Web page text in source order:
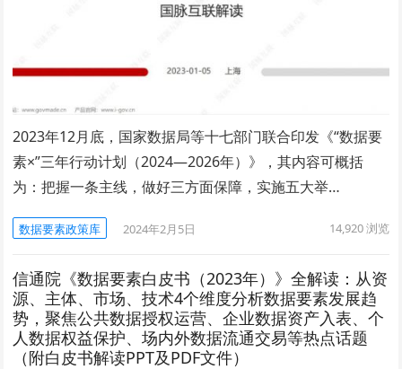
2023年12月底，国家数据局等十七部门联合印发《“数据要
素×”三年行动计划（2024—2026年）》，其内容可概括
为：把握一条主线，做好三方面保障，实施五大举…
数据要素政策库 2024年2月5日 14,920浏览
信通院《数据要素白皮书（2023年）》全解读：从资
源、主体、市场、技术4个维度分析数据要素发展趋
势，聚焦公共数据授权运营、企业数据资产入表、个
人数据权益保护、场内外数据流通交易等热点话题
（附白皮书解读PPT及PDF文件）